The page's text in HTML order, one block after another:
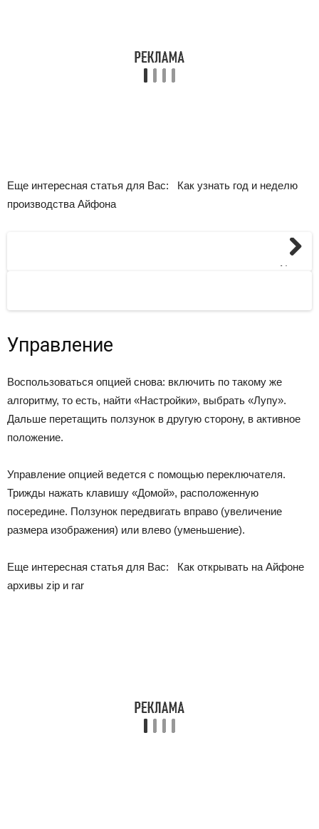
Еще интересная статья для Вас:
Как узнать год и неделю
производства Айфона
Next
Управление
Воспользоваться опцией снова: включить по такому же
алгоритму, то есть, найти «Настройки», выбрать «Лупу».
Дальше перетащить ползунок в другую сторону, в активное
положение.
Управление опцией ведется с помощью переключателя.
Трижды нажать клавишу «Домой», расположенную
посередине. Ползунок передвигать вправо (увеличение
размера изображения) или влево (уменьшение).
Еще интересная статья для Вас:
Как открывать на Айфоне
архивы zip и rar